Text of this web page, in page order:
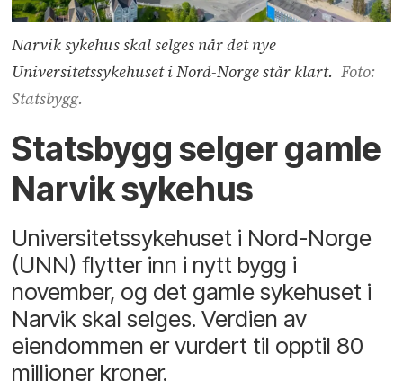
Narvik sykehus skal selges når det nye
Universitetssykehuset i Nord-Norge står klart. Foto:
Statsbygg.
Statsbygg selger gamle
Narvik sykehus
Universitetssykehuset i Nord-Norge
(UNN) flytter inn i nytt bygg i
november, og det gamle sykehuset i
Narvik skal selges. Verdien av
eiendommen er vurdert til opptil 80
millioner kroner.